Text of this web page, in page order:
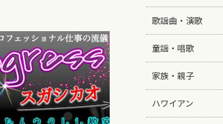
歌謡曲・演歌
童謡・唱歌
家族・親子
ハワイアン